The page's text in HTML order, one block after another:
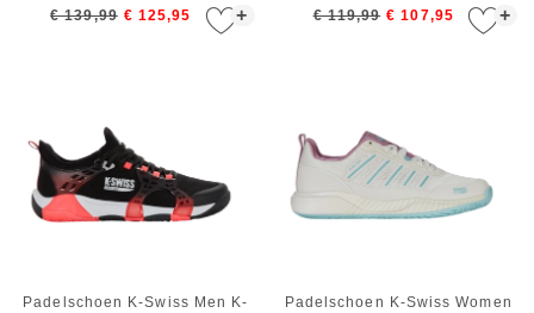
+
Blue/White/Neon Bubble Gum
€ 139,99 € 125,95 +
Black/Micro Chip/Neon Lava
€ 119,99 € 107,95
Padelschoen K-Swiss Men K-
Padelschoen K-Swiss Women